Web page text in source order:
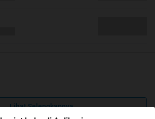
Lihat Selengkapnya